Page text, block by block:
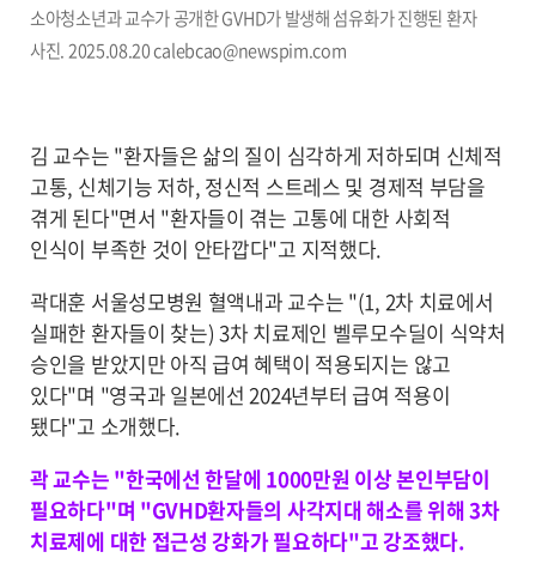
소아청소년과 교수가 공개한 GVHD가 발생해 섬유화가 진행된 환자
사진. 2025.08.20 calebcao@newspim.com
김 교수는 "환자들은 삶의 질이 심각하게 저하되며 신체적
고통, 신체기능 저하, 정신적 스트레스 및 경제적 부담을
겪게 된다"면서 "환자들이 겪는 고통에 대한 사회적
인식이 부족한 것이 안타깝다"고 지적했다.
곽대훈 서울성모병원 혈액내과 교수는 "(1, 2차 치료에서
실패한 환자들이 찾는) 3차 치료제인 벨루모수딜이 식약처
승인을 받았지만 아직 급여 혜택이 적용되지는 않고
있다"며 "영국과 일본에선 2024년부터 급여 적용이
됐다"고 소개했다.
곽 교수는 "한국에선 한달에 1000만원 이상 본인부담이
필요하다"며 "GVHD환자들의 사각지대 해소를 위해 3차
치료제에 대한 접근성 강화가 필요하다"고 강조했다.